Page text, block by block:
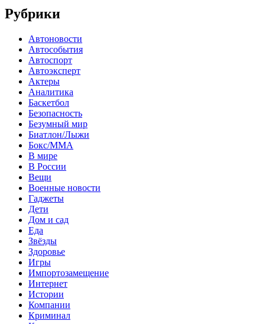
Рубрики
Автоновости
Автособытия
Автоспорт
Автоэксперт
Актеры
Аналитика
Баскетбол
Безопасность
Безумный мир
Биатлон/Лыжи
Бокс/MMA
В мире
В России
Вещи
Военные новости
Гаджеты
Дети
Дом и сад
Еда
Звёзды
Здоровье
Игры
Импортозамещение
Интернет
Истории
Компании
Криминал